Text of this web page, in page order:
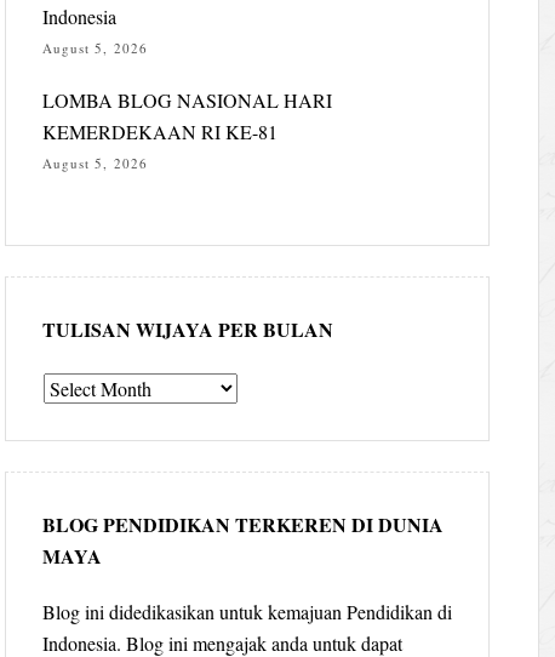
Indonesia
August 5, 2026
LOMBA BLOG NASIONAL HARI
KEMERDEKAAN RI KE-81
August 5, 2026
TULISAN WIJAYA PER BULAN
Tulisan
per
bulan
BLOG PENDIDIKAN TERKEREN DI DUNIA
MAYA
Blog ini didedikasikan untuk kemajuan Pendidikan di
Indonesia. Blog ini mengajak anda untuk dapat